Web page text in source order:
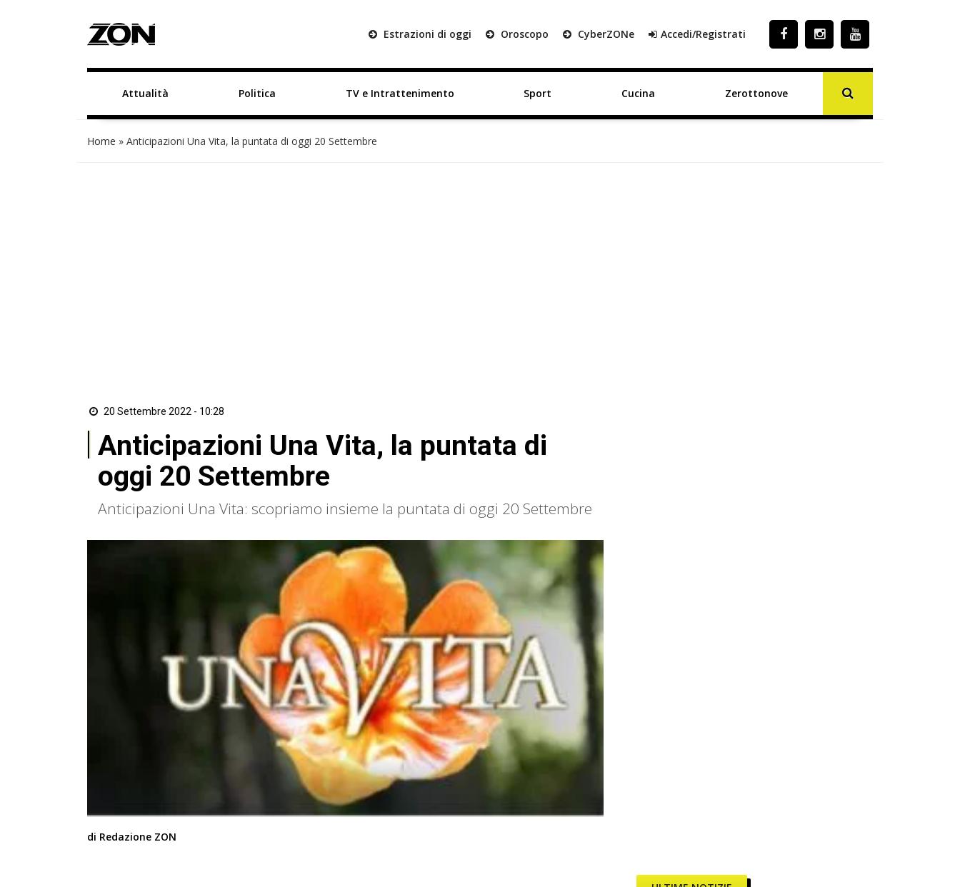
Estrazioni di oggi Oroscopo CyberZONe Accedi/Registrati
Attualità Politica TV e Intrattenimento Sport Cucina Zerottonove
Home » Anticipazioni Una Vita, la puntata di oggi 20 Settembre
20 Settembre 2022 - 10:28
Anticipazioni Una Vita, la puntata di
oggi 20 Settembre
Anticipazioni Una Vita: scopriamo insieme la puntata di oggi 20 Settembre
di Redazione ZON